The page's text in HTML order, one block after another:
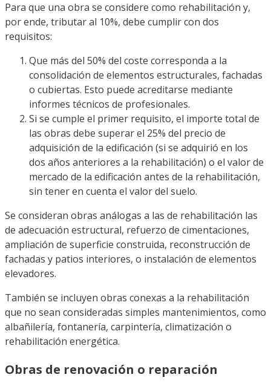
Para que una obra se considere como rehabilitación y,
por ende, tributar al 10%, debe cumplir con dos
requisitos:
Que más del 50% del coste corresponda a la
consolidación de elementos estructurales, fachadas
o cubiertas. Esto puede acreditarse mediante
informes técnicos de profesionales.
Si se cumple el primer requisito, el importe total de
las obras debe superar el 25% del precio de
adquisición de la edificación (si se adquirió en los
dos años anteriores a la rehabilitación) o el valor de
mercado de la edificación antes de la rehabilitación,
sin tener en cuenta el valor del suelo.
Se consideran obras análogas a las de rehabilitación las
de adecuación estructural, refuerzo de cimentaciones,
ampliación de superficie construida, reconstrucción de
fachadas y patios interiores, o instalación de elementos
elevadores.
También se incluyen obras conexas a la rehabilitación
que no sean consideradas simples mantenimientos, como
albañilería, fontanería, carpintería, climatización o
rehabilitación energética.
Obras de renovación o reparación